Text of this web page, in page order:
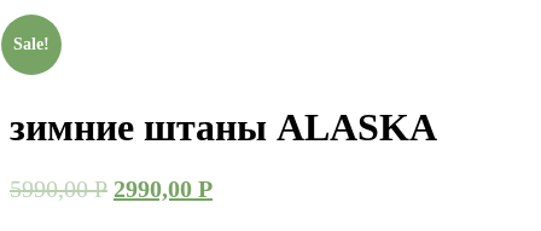
Sale!
зимние штаны ALASKA
5990,00Р 2990,00 Р